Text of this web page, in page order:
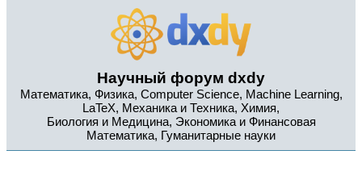
Научный форум dxdy
Математика, Физика, Computer Science, Machine Learning,
LaTeX, Механика и Техника, Химия,
Биология и Медицина, Экономика и Финансовая
Математика, Гуманитарные науки